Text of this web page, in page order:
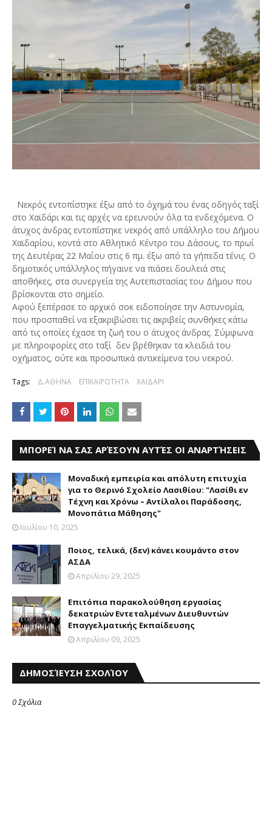
Νεκρός εντοπίστηκε έξω από το όχημά του ένας οδηγός ταξί
στο Χαϊδάρι και τις αρχές να ερευνούν όλα τα ενδεχόμενα. Ο
άτυχος άνδρας εντοπίστηκε νεκρός από υπάλληλο του Δήμου
Χαϊδαρίου, κοντά στο Αθλητικό Κέντρο του Δάσους, το πρωί
της Δευτέρας 22 Μαΐου στις 6 πμ. έξω από τα γήπεδα τένις. Ο
δημοτικός υπάλληλος πήγαινε να πιάσει δουλειά στις
αποθήκες, στα συνεργεία της Αυτεπιστασίας του Δήμου που
βρίσκονται στο σημείο.
Αφού ξεπέρασε το αρχικό σοκ ειδοποίησε την Αστυνομία,
που προσπαθεί να εξακριβώσει τις ακριβείς συνθήκες κάτω
από τις οποίες έχασε τη ζωή του ο άτυχος άνδρας. Σύμφωνα
με πληροφορίες στο ταξί δεν βρέθηκαν τα κλειδιά του
οχήματος, ούτε και προσωπικά αντικείμενα του νεκρού.
Tags: Δ.ΑΘΗΝΑ ΕΠΙΚΑΙΡΟΤΗΤΑ ΧΑΪΔΑΡΙ
ΜΠΟΡΕΊ ΝΑ ΣΑΣ ΑΡΈΣΟΥΝ ΑΥΤΈΣ ΟΙ ΑΝΑΡΤΉΣΕΙΣ
Μοναδική εμπειρία και απόλυτη επιτυχία
για το Θερινό Σχολείο Λασιθίου: "Λασίθι εν
Τέχνη και Χρόνω – Αντίλαλοι Παράδοσης,
Μονοπάτια Μάθησης"
Ιουλίου 10, 2025
Ποιος, τελικά, (δεν) κάνει κουμάντο στον
ΑΣΔΑ
Απριλίου 29, 2025
Επιτόπια παρακολούθηση εργασίας
δεκατριών Εντεταλμένων Διευθυντών
Επαγγελματικής Εκπαίδευσης
Απριλίου 09, 2025
ΔΗΜΟΣΊΕΥΣΗ ΣΧΟΛΊΟΥ
0 Σχόλια